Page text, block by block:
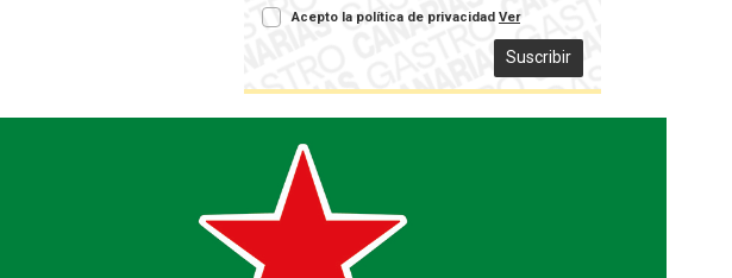
Acepto la política de privacidad Ver
Suscribir